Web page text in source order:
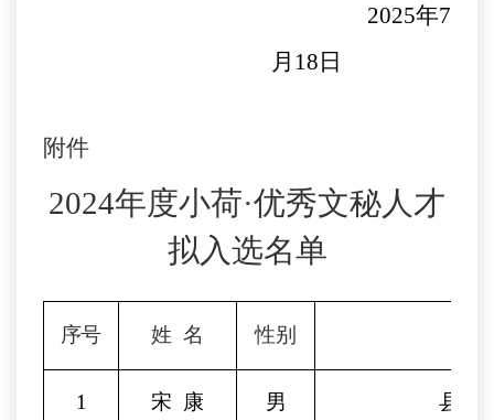
2025年7
月 18 日
附件
2024年度小荷·优秀文秘人才
拟入选名单
序号 姓 名 性别
1 宋 康 男 县经